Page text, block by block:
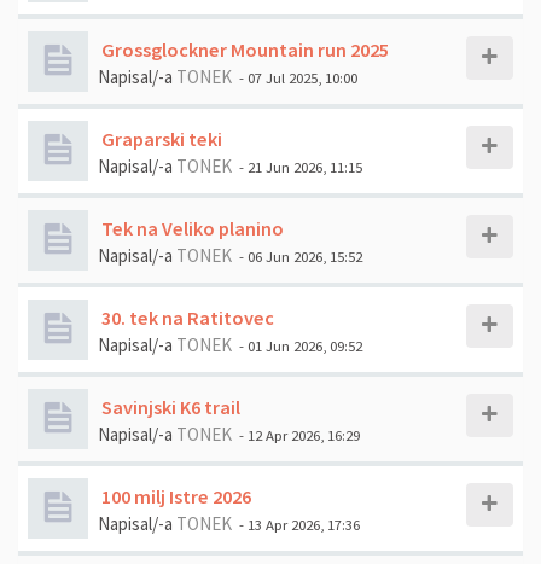
Grossglockner Mountain run 2025
Napisal/-a TONEK - 07 Jul 2025, 10:00
Graparski teki
Napisal/-a TONEK - 21 Jun 2026, 11:15
Tek na Veliko planino
Napisal/-a TONEK - 06 Jun 2026, 15:52
30. tek na Ratitovec
Napisal/-a TONEK - 01 Jun 2026, 09:52
Savinjski K6 trail
Napisal/-a TONEK - 12 Apr 2026, 16:29
100 milj Istre 2026
Napisal/-a TONEK - 13 Apr 2026, 17:36